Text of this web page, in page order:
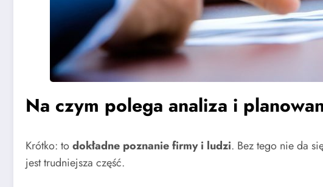
Na czym polega analiza i
Krótko: todokładne poznanie firmy i ludzi. Bez tego nie da
jest trudniejsza część.